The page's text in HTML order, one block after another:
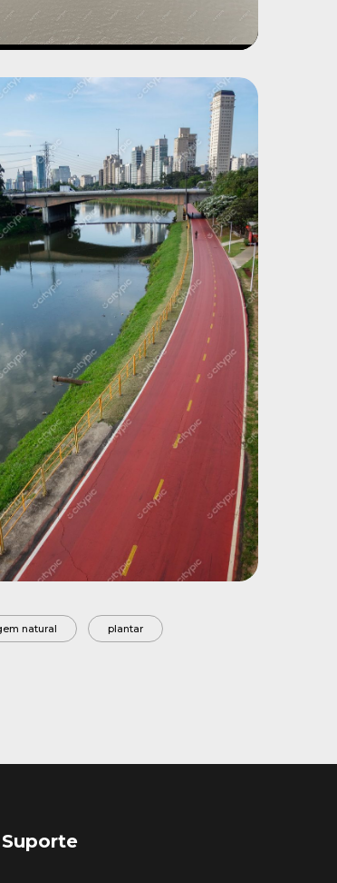
natural plantar
Suporte